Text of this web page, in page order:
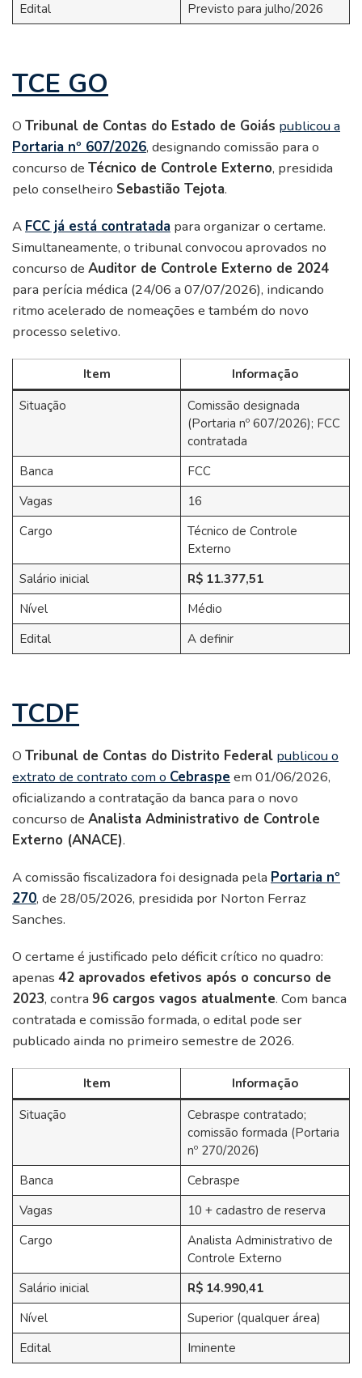
Edital
Previsto para julho/2026
TCE GO
O Tribunal de Contas do Estado de Goiás publicou a
Portaria nº 607/2026, designando comissão para o
concurso de Técnico de Controle Externo, presidida
pelo conselheiro Sebastião Tejota.
A FCC já está contratada para organizar o certame.
Simultaneamente, o tribunal convocou aprovados no
concurso de Auditor de Controle Externo de 2024
para perícia médica (24/06 a 07/07/2026), indicando
ritmo acelerado de nomeações e também do novo
processo seletivo.
Item
Informação
Situação
Comissão designada
(Portaria nº 607/2026); FCC
contratada
Banca
FCC
Vagas
16
Cargo
Técnico de Controle
Externo
Salário inicial
R$ 11.377,51
Nível
Médio
Edital
A definir
TCDF
O Tribunal de Contas do Distrito Federal publicou o
extrato de contrato com o Cebraspe em 01/06/2026,
oficializando a contratação da banca para o novo
concurso de Analista Administrativo de Controle
Externo (ANACE).
A comissão fiscalizadora foi designada pela Portaria nº
270, de 28/05/2026, presidida por Norton Ferraz
Sanches.
O certame é justificado pelo déficit crítico no quadro:
apenas 42 aprovados efetivos após o concurso de
2023, contra 96 cargos vagos atualmente. Com banca
contratada e comissão formada, o edital pode ser
publicado ainda no primeiro semestre de 2026.
Item
Informação
Situação
Cebraspe contratado;
comissão formada (Portaria
nº 270/2026)
Banca
Cebraspe
Vagas
10 + cadastro de reserva
Cargo
Analista Administrativo de
Controle Externo
Salário inicial
R$ 14.990,41
Nível
Superior (qualquer área)
Edital
Iminente